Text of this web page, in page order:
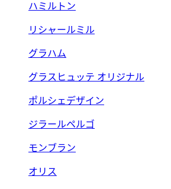
ハミルトン
リシャールミル
グラハム
グラスヒュッテ オリジナル
ポルシェデザイン
ジラールペルゴ
モンブラン
オリス